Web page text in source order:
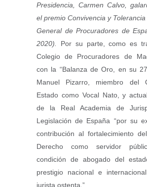
Presidencia, Carmen Calvo,
el premio Convivencia y
General de Procuradores de
2020). Por su parte, como es
Colegio de Procuradores de
con la “Balanza de Oro, en su
Manuel Pizarro, miembro del
Estado como Vocal Nato, y
de la Real Academia de
Legislación de España “por su
contribución al fortalecimiento
Derecho como servidor
condición de abogado del
prestigio nacional e
jurista ostenta.”